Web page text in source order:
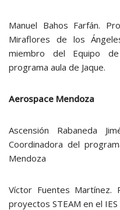
Manuel Bahos Farfán.
Miraflores de los
miembro del Equipo de
programa aula de Jaque.
Aerospace Mendoza
Ascensión Rabaneda
Coordinadora del
Mendoza
Víctor Fuentes Martínez.
proyectos STEAM en el